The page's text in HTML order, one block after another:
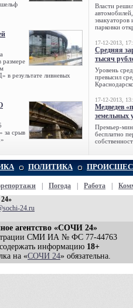
шельф
размере
результате ливневых
за срыв
Власти
парковки
17-12-2013,
Средняя
тысяч
Уровень
превысил
17-12-2013,
Медведев
земельных
Премьер-
бесплатно
ПОЛИТИКА
Погода Работа
24.ru
агентство «СОЧИ 24»
СМИ ИА № ФС 77-44763
информацию 18+
на «СОЧИ 24» обязательна.